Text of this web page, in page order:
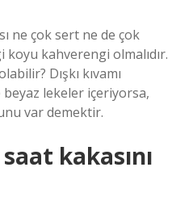
ne çok sert ne de çok
koyu kahverengi olmalıdır.
Dışkı kıvamı
lekeler içeriyorsa,
var demektir.
kakasını